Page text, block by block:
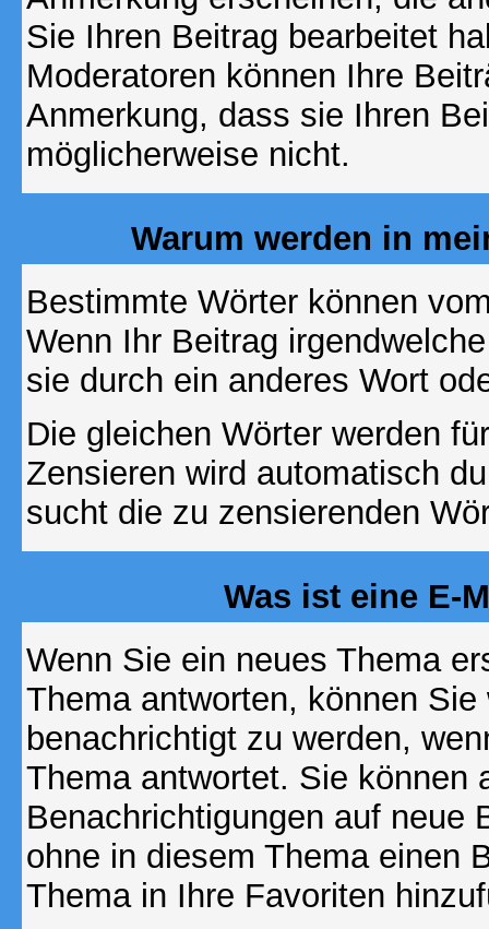
Sie Ihren Beitrag bearbeitet
Moderatoren können Ihre
Anmerkung, dass sie Ihren
möglicherweise nicht.
Warum werden in
Bestimmte Wörter können
Wenn Ihr Beitrag
sie durch ein anderes Wort
Die gleichen Wörter werden
Zensieren wird automatisch
sucht die zu zensierenden
Was ist eine E-
Wenn Sie ein neues Thema
Thema antworten, können
benachrichtigt zu werden,
Thema antwortet. Sie können
Benachrichtigungen auf neue
ohne in diesem Thema einen
Thema in Ihre Favoriten